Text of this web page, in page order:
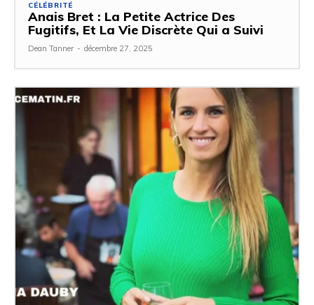
CÉLÉBRITÉ
Anais Bret : La Petite Actrice Des
Fugitifs, Et La Vie Discrète Qui a Suivi
Dean Tanner - décembre 27, 2025